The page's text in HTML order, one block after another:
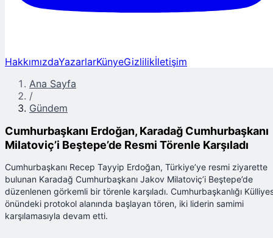
HakkımızdaYazarlarKünyeGizlilikİletişim
Ana Sayfa
/
Gündem
Cumhurbaşkanı Erdoğan, Karadağ Cumhurbaşkanı
Milatoviç’i Beştepe’de Resmi Törenle Karşıladı
Cumhurbaşkanı Recep Tayyip Erdoğan, Türkiye’ye resmi ziyarette
bulunan Karadağ Cumhurbaşkanı Jakov Milatoviç’i Beştepe’de
düzenlenen görkemli bir törenle karşıladı. Cumhurbaşkanlığı
önündeki protokol alanında başlayan tören, iki liderin samimi
karşılamasıyla devam etti.